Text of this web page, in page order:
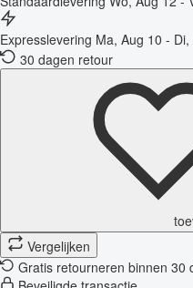
Expresslevering Ma, Aug 10 - Di,
30 dagen retour
Vergelijken
Gratis retourneren binnen 30